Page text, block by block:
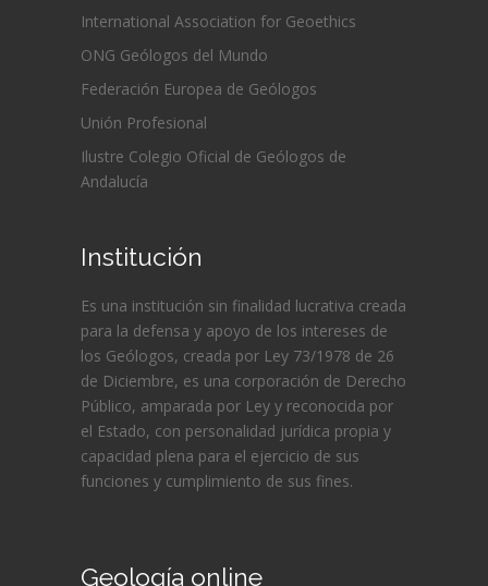
International Association for Geoethics
ONG Geólogos del Mundo
Federación Europea de Geólogos
Unión Profesional
Ilustre Colegio Oficial de Geólogos de
Andalucía
Institución
Es una institución sin finalidad lucrativa creada
para la defensa y apoyo de los intereses de
los Geólogos, creada por Ley 73/1978 de 26
de Diciembre, es una corporación de Derecho
Público, amparada por Ley y reconocida por
el Estado, con personalidad jurídica propia y
capacidad plena para el ejercicio de sus
funciones y cumplimiento de sus fines.
Geología online